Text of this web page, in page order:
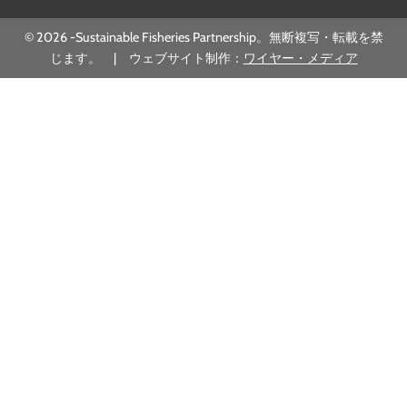
© 2026 -Sustainable Fisheries Partnership。無断複写・転載を禁
じます。 | ウェブサイト制作： ワイヤー・メディア